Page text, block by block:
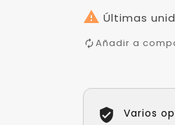
 Últimas
Añadir a
Varios